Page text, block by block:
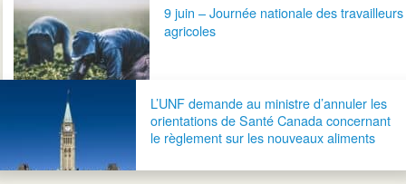
9 juin – Journée nationale des travailleurs
agricoles
L’UNF demande au ministre d’annuler les
orientations de Santé Canada concernant
le règlement sur les nouveaux aliments